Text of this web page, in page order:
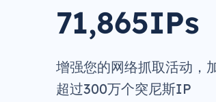
71,865IPs
增强您的网络抓取活动，
超过300万个突尼斯IP